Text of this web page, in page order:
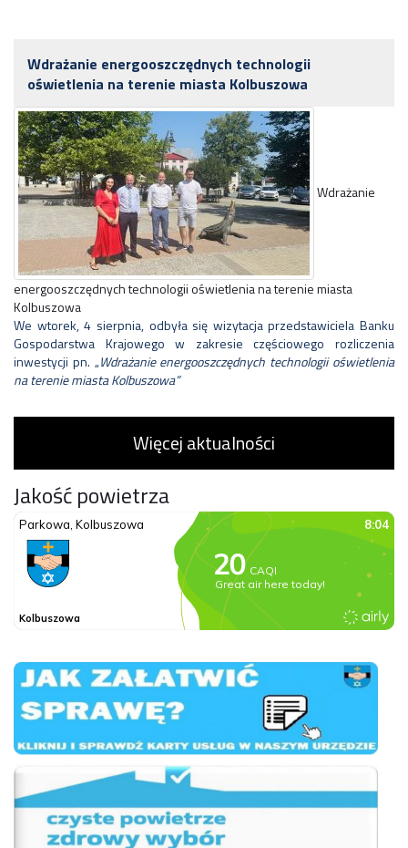
Wdrażanie energooszczędnych technologii
oświetlenia na terenie miasta Kolbuszowa
Wdrażanie
energooszczędnych technologii oświetlenia na terenie miasta
Kolbuszowa
We wtorek, 4 sierpnia, odbyła się wizytacja przedstawiciela Banku
Gospodarstwa Krajowego w zakresie częściowego rozliczenia
inwestycji pn. „Wdrażanie energooszczędnych technologii oświetlenia
na terenie miasta Kolbuszowa”
Więcej aktualności
Jakość powietrza